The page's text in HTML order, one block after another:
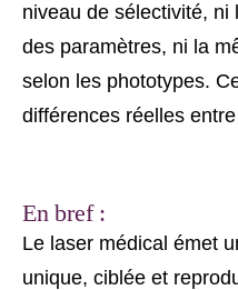
niveau de sélectivité,
des paramètres, ni la
selon les phototypes.
différences réelles
En bref :
Le laser médical émet
unique, ciblée et